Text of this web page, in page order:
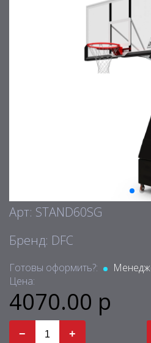
Арт: STAND60SG
Бренд: DFC
Готовы оформить?:
Цена:
4070.00 р
− +